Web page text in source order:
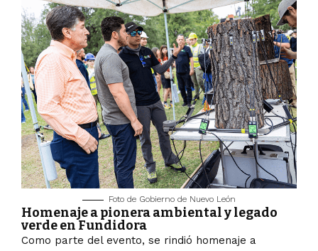
Foto de Gobierno de Nuevo León
Homenaje a pionera ambiental y legado
verde en Fundidora
Como parte del evento, se rindió homenaje a